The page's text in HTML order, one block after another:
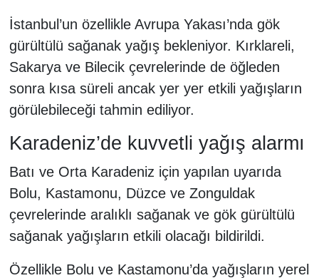
İstanbul’un özellikle Avrupa Yakası’nda gök
gürültülü sağanak yağış bekleniyor. Kırklareli,
Sakarya ve Bilecik çevrelerinde de öğleden
sonra kısa süreli ancak yer yer etkili yağışların
görülebileceği tahmin ediliyor.
Karadeniz’de kuvvetli yağış alarmı
Batı ve Orta Karadeniz için yapılan uyarıda
Bolu, Kastamonu, Düzce ve Zonguldak
çevrelerinde aralıklı sağanak ve gök gürültülü
sağanak yağışların etkili olacağı bildirildi.
Özellikle Bolu ve Kastamonu’da yağışların yerel